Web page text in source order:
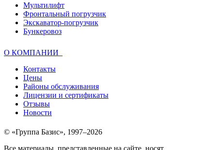
Мультилифт
Фронтальный погрузчик
Экскаватор-погрузчик
Бункеровоз
О КОМПАНИИ
Контакты
Цены
Районы обслуживания
Лицензии и сертификаты
Отзывы
Новости
© «Группа Базис», 1997–2026
Все материалы, представленные на сайте, носят